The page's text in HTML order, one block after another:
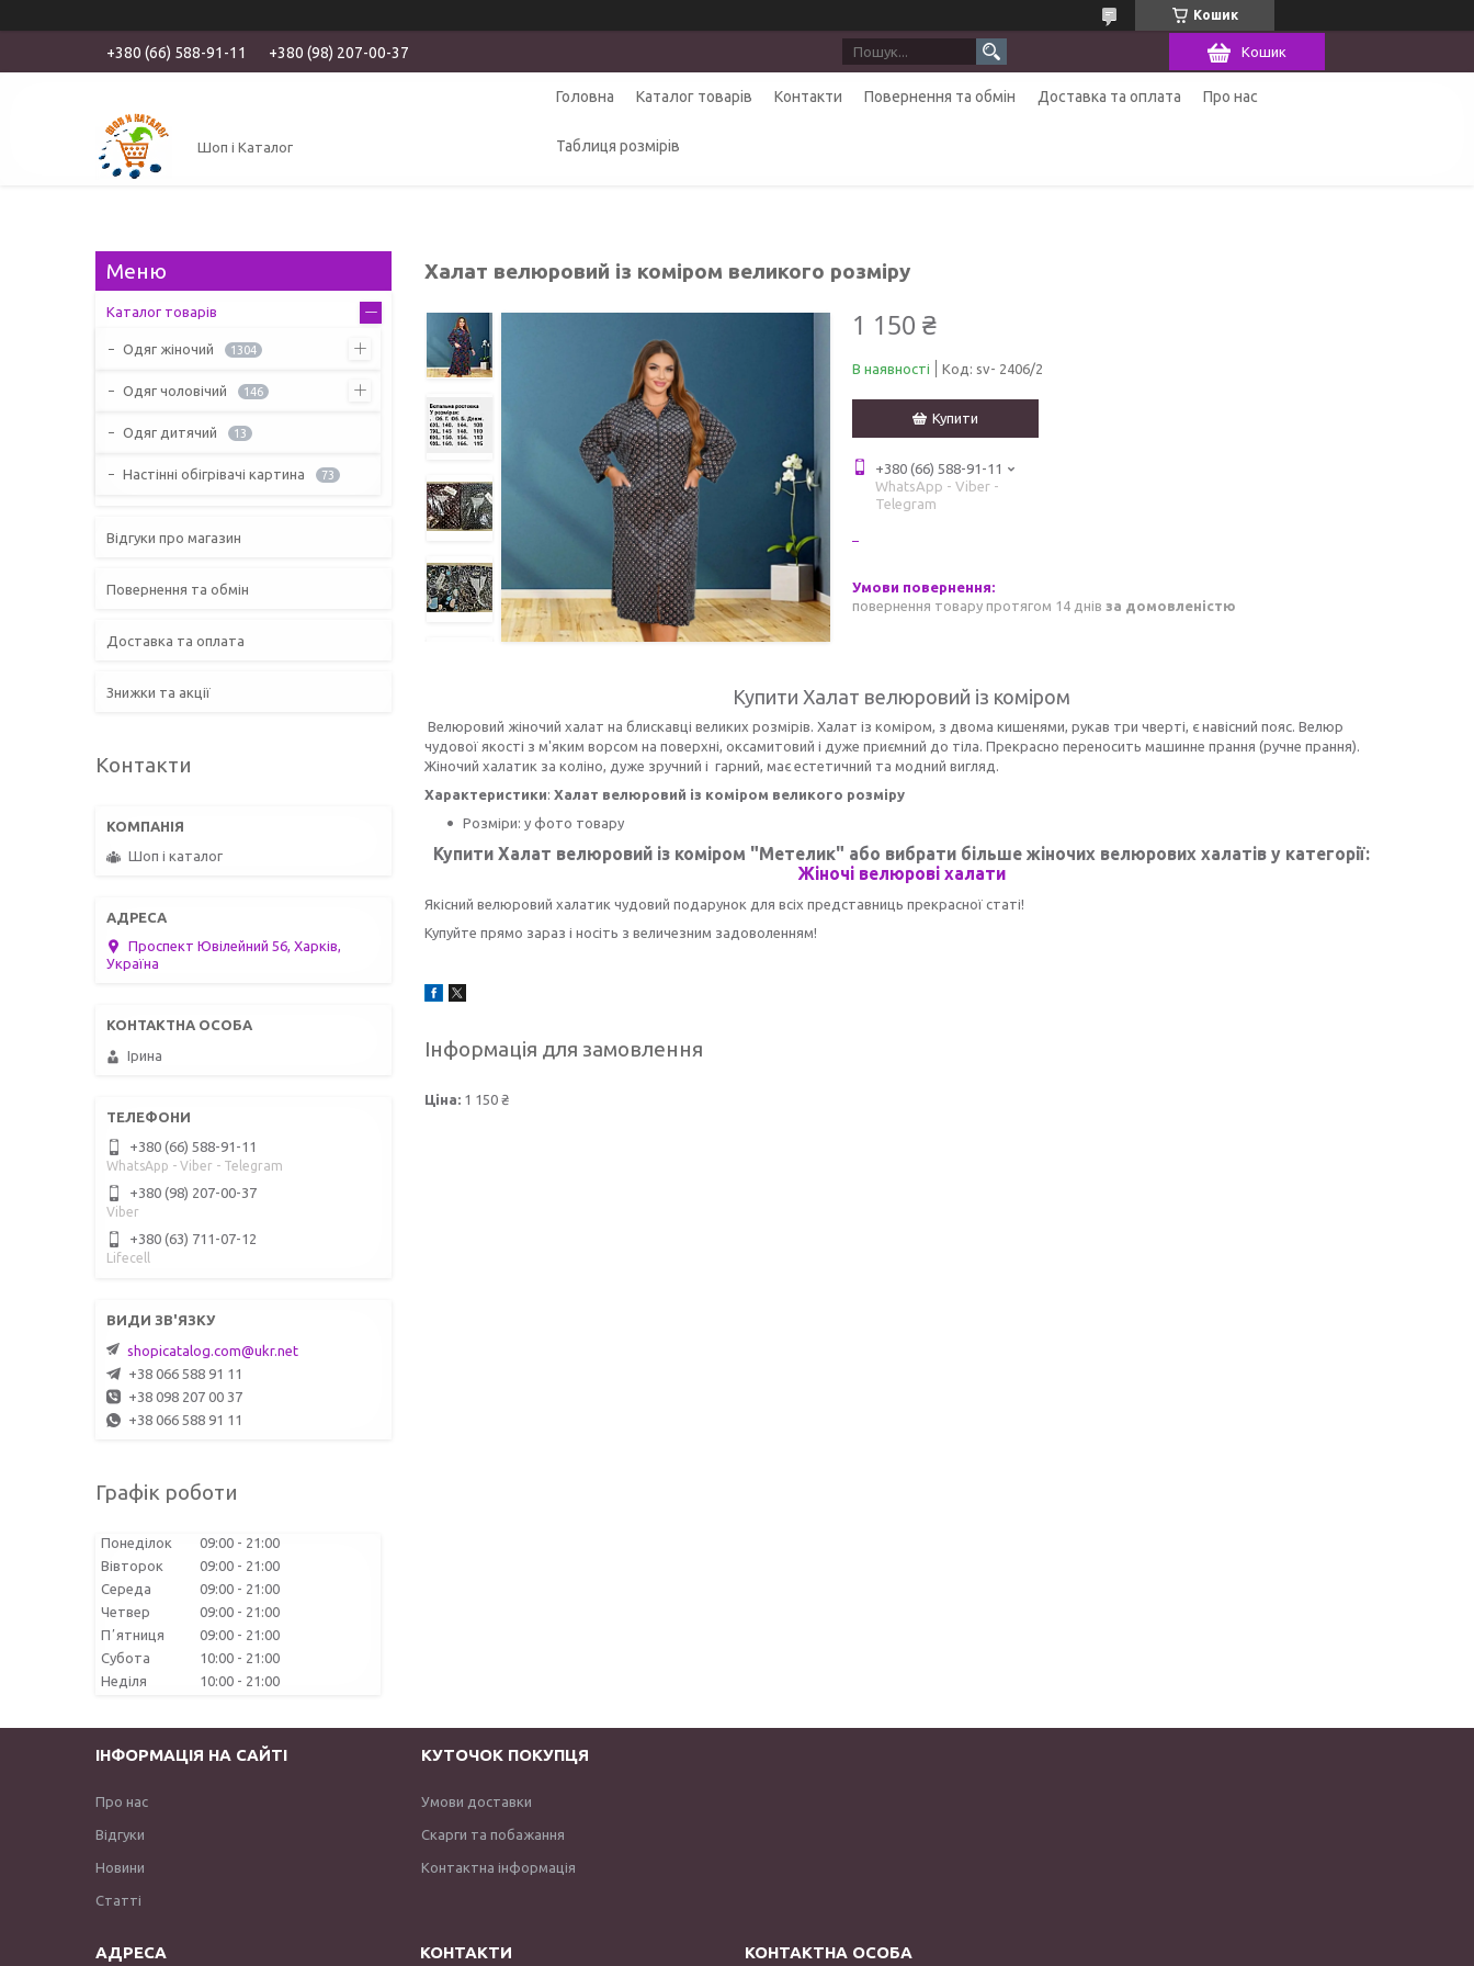
Кошик
+380 (66) 588-91-11 +380 (98) 207-00-37 Кошик
Шоп і Каталог
Головна Каталог товарів Контакти Повернення та обмін Доставка та оплата Про нас
Таблиця розмірів
Халат велюровий із коміром великого розміру
1 150 ₴
В наявності Код: sv- 2406/2
Купити
+380 (66) 588-91-11
WhatsApp - Viber -
Telegram
повернення товару протягом 14 днів за домовленістю
Купити Халат велюровий із коміром
Велюровий жіночий халат на блискавці великих розмірів. Халат із коміром, з двома кишенями, рукав три чверті, є навісний пояс. Велюр
чудової якості з м'яким ворсом на поверхні, оксамитовий і дуже приємний до тіла. Прекрасно переносить машинне прання (ручне прання).
Жіночий халатик за коліно, дуже зручний і гарний, має естетичний та модний вигляд.
Характеристики: Халат велюровий із коміром великого розміру
Розміри: у фото товару
Купити Халат велюровий із коміром "Метелик" або вибрати більше жіночих велюрових халатів у категорії:
Жіночі велюрові халати
Якісний велюровий халатик чудовий подарунок для всіх представниць прекрасної статі!
Купуйте прямо зараз і носіть з величезним задоволенням!
Інформація для замовлення
Ціна: 1 150 ₴
Каталог товарів
Одяг жіночий 1304
Одяг чоловічий 146
Одяг дитячий 13
Настінні обігрівачі картина 73
Відгуки про магазин
Повернення та обмін
Доставка та оплата
Знижки та акції
Контакти
Шоп і каталог
Проспект Ювілейний 56, Харків,
Україна
Ірина
+380 (66) 588-91-11
WhatsApp - Viber - Telegram
+380 (98) 207-00-37
Viber
+380 (63) 711-07-12
Lifecell
shopicatalog.com@ukr.net
+38 066 588 91 11
+38 098 207 00 37
+38 066 588 91 11
Графік роботи
Понеділок 09:00
21:00
Вівторок
09:00
21:00
Середа
09:00
21:00
Четвер
09:00
21:00
Пʼятниця
09:00
21:00
Субота
10:00
21:00
Неділя
10:00 21:00
ІНФОРМАЦІЯ НА САЙТІ
Про нас
Відгуки
Новини
Статті
КУТОЧОК ПОКУПЦЯ
Умови доставки
Скарги та побажання
Контактна інформація